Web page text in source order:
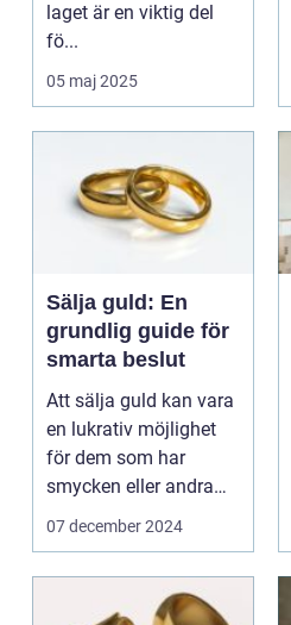
laget är en viktig del
fö...
05 maj 2025
Sälja guld: En
grundlig guide för
smarta beslut
Att sälja guld kan vara
en lukrativ möjlighet
för dem som har
smycken eller andra
f&o...
07 december 2024